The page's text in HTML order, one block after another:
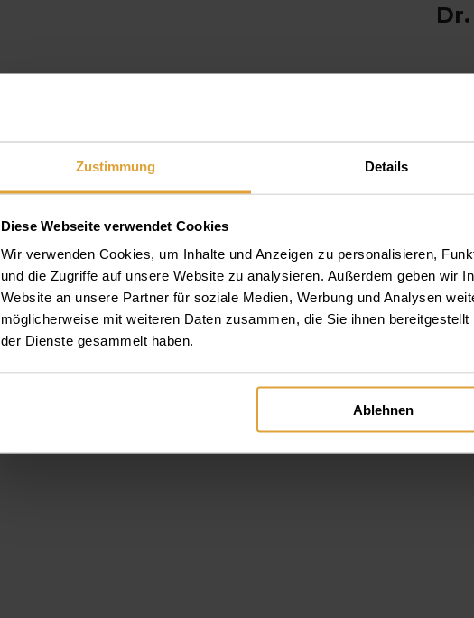
Zustimmung Details
Diese Webseite verwendet Cookies
Wir verwenden Cookies, um Inhalte und Anzeigen zu personalisieren,
und die Zugriffe auf unsere Website zu analysieren. Außerdem geben wir
Website an unsere Partner für soziale Medien, Werbung und Analysen
möglicherweise mit weiteren Daten zusammen, die Sie ihnen
der Dienste gesammelt haben.
Ablehnen